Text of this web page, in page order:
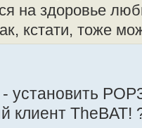
на здоровье
кстати, тоже
установить
клиент TheBAT!